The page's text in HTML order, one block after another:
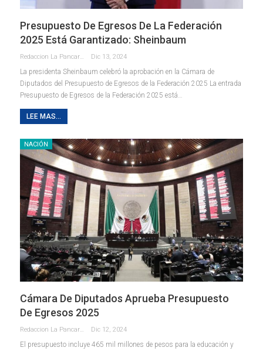
Presupuesto De Egresos De La Federación
2025 Está Garantizado: Sheinbaum
Dic 13, 2024
La presidenta Sheinbaum celebró la aprobación en la Cámara de
Diputados del Presupuesto de Egresos de la Federación 2025 La entrada
Presupuesto de Egresos de la Federación 2025 está…
LEE MAS...
NACIÓN
Cámara De Diputados Aprueba Presupuesto
De Egresos 2025
Redaccion La Pancarta De Quintana Roo Dic 12, 2024
El presupuesto incluye 465 mil millones de pesos para la educación y